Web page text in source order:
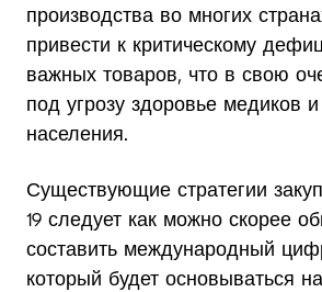
производства во многих
привести к критическому
важных товаров, что в свою
под угрозу здоровье медиков и
населения.
Существующие стратегии
19 следует как можно скорее
составить международный
который будет основываться